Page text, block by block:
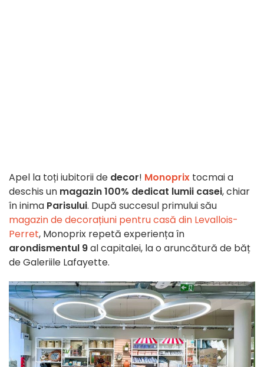
Apel la toți iubitorii de decor! Monoprix tocmai a
deschis un magazin 100% dedicat lumii casei, chiar
în inima Parisului. După succesul primului său
magazin de decorațiuni pentru casă din Levallois-
Perret, Monoprix repetă experiența în
arondismentul 9al capitalei, la o aruncătură de băț
de Galeriile Lafayette.